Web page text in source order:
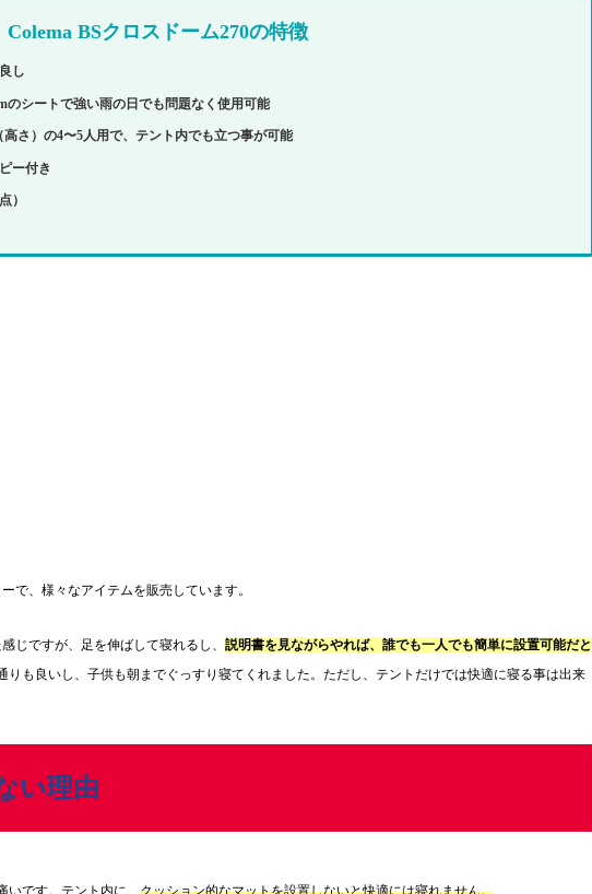
Colema BSクロスドーム270の特徴
し
のシートで強い雨の日でも問題なく使用可能
高さ）の4〜5人用で、テント内でも立つ事が可能
ー付き
）
で、様々なアイテムを販売しています。
じですが、足を伸ばして寝れるし、 説明書を見ながらやれば、誰でも一人でも簡単に設置可能だと
りも良いし、子供も朝までぐっすり寝てくれました。ただし、テントだけでは快適に寝る事は出来
い理由
です。テント内に、 クッション的なマットを設置しないと快適には寝れません。